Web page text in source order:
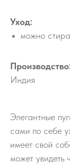
Уход:
можно
Индия
Элегантные
сами по себе
имеет свой
может увидеть